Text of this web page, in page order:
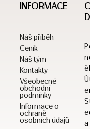
INFORMACE
Náš příběh
Ceník
Náš tým
Kontakty
Všeobecné
obchodní
podmínky
Informace o
ochraně
osobních údajů
a